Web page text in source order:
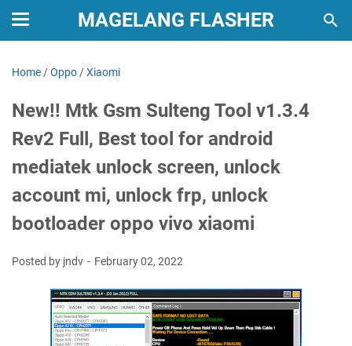
MAGELANG FLASHER
Home /Oppo /Xiaomi
New!! Mtk Gsm Sulteng Tool v1.3.4
Rev2 Full, Best tool for android
mediatek unlock screen, unlock
account mi, unlock frp, unlock
bootloader oppo vivo xiaomi
Posted by jndv February 02, 2022